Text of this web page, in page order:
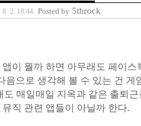
8. 2. 18:44 Posted by 5throck
이 뭘까 하면 아무래도 페이스
음으로 생각해 볼 수 있는 건 게
도 매일매일 지옥과 같은 출퇴
직 관련 앱들이 아닐까 한다.